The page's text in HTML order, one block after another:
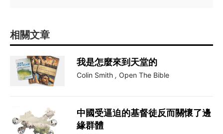
相關文章
我是怎麼來到天堂的
Colin Smith , Open The Bible
中國受逼迫的基督徒反而關懷了邊
緣群體